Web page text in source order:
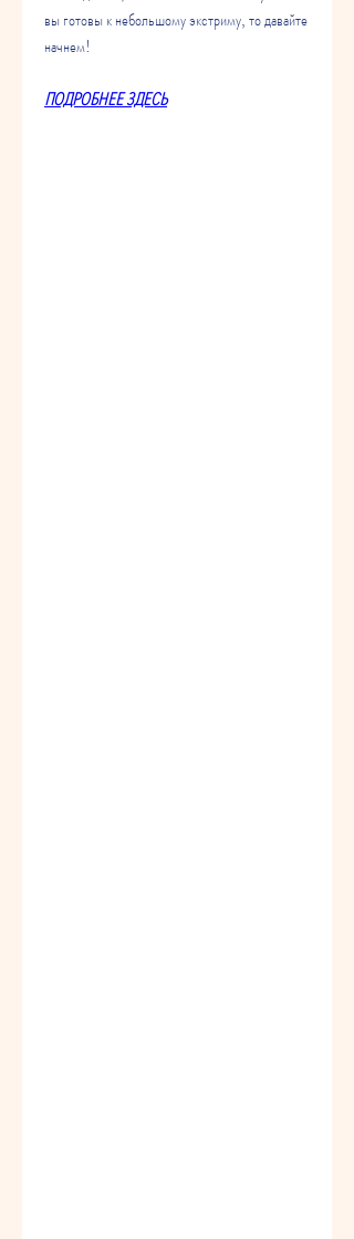
вы готовы к небольшому экстриму, то давайте
начнем!
ПОДРОБНЕЕ ЗДЕСЬ